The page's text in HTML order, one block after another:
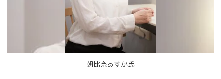
朝比奈あすか氏